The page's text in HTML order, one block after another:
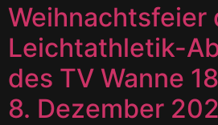
Weihnachtsfeier
Leichtathletik-
des TV Wanne
8. Dezember